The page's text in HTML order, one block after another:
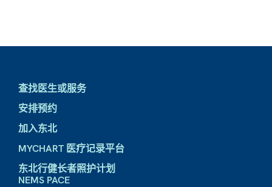
查找医生或服务
安排预约
加入东北
MYCHART 医疗记录平台
东北行健长者照护计划
NEMS PACE